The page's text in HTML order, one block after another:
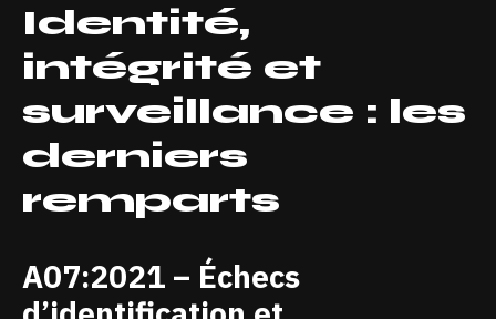
Identité,
intégrité et
surveillance : les
derniers
remparts
A07:2021 – Échecs